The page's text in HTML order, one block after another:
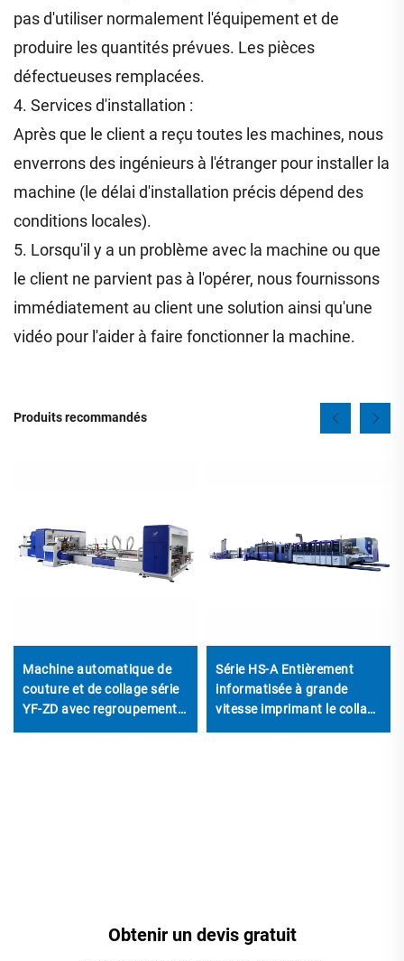
pas d'utiliser normalement l'équipement et de
produire les quantités prévues. Les pièces
défectueuses remplacées.
4. Services d'installation :
Après que le client a reçu toutes les machines, nous
enverrons des ingénieurs à l'étranger pour installer la
machine (le délai d'installation précis dépend des
conditions locales).
5. Lorsqu'il y a un problème avec la machine ou que
le client ne parvient pas à l'opérer, nous fournissons
immédiatement au client une solution ainsi qu'une
vidéo pour l'aider à faire fonctionner la machine.
Produits recommandés
Machine automatique de
couture et de collage série
YF-ZD avec regroupement
Série HS-A Entièrement
informatisée à grande
vitesse imprimant le collage
Obtenir un devis gratuit